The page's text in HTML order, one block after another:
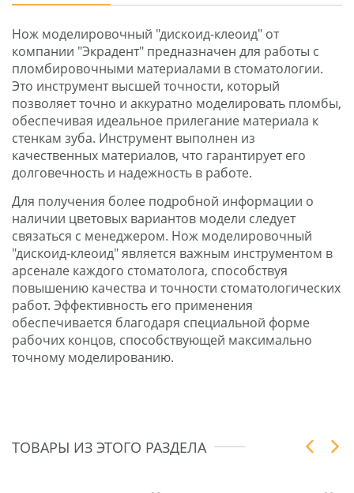
Нож моделировочный "дискоид-клеоид" от
компании "Экрадент" предназначен для работы с
пломбировочными материалами в стоматологии.
Это инструмент высшей точности, который
позволяет точно и аккуратно моделировать пломбы,
обеспечивая идеальное прилегание материала к
стенкам зуба. Инструмент выполнен из
качественных материалов, что гарантирует его
долговечность и надежность в работе.
Для получения более подробной информации о
наличии цветовых вариантов модели следует
связаться с менеджером. Нож моделировочный
"дискоид-клеоид" является важным инструментом в
арсенале каждого стоматолога, способствуя
повышению качества и точности стоматологических
работ. Эффективность его применения
обеспечивается благодаря специальной форме
рабочих концов, способствующей максимально
точному моделированию.
ТОВАРЫ ИЗ ЭТОГО РАЗДЕЛА